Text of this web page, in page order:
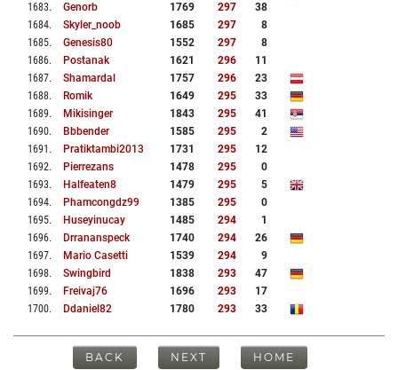
1683. Genorb 1769 297
38
1684. Skyler_noob 1685 297
8
1685. Genesis80 1552 297
8
1686. Postanak 1621 296
11
1687. Shamardal 1757 296
23
1688. Romik 1649 295
33
1689. Mikisinger 1843 295
41
1690. Bbbender 1585 295
2
1691 . Pratiktambi2013 1731 295
12
1692. Pierrezans 1478 295
0
1693. Halfeaten8 1479 295
5
1694. Phamcongdz99 1385 295
0
1695. Huseyinucay 1485 294
1
1696. Drrananspeck 1740 294
26
1697. Mario Casetti 1539 294
9
1698. Swingbird 1838 293
47
1699. Freivaj76 1696 293
17
1700. Ddaniel82 1780 293 33
BACK NEXT HOME